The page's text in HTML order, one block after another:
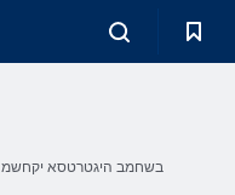
בשחמב היגטרטסא יקחשמ